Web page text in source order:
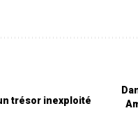
trésor inexploité